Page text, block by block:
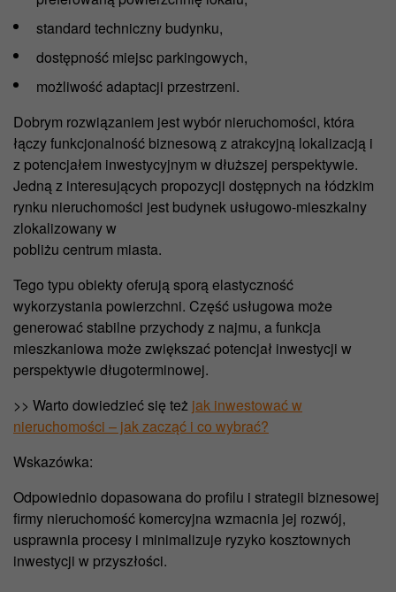
standard techniczny budynku,
dostępność miejsc parkingowych,
możliwość adaptacji przestrzeni.
Dobrym rozwiązaniem jest wybór nieruchomości, która
łączy funkcjonalność biznesową z atrakcyjną lokalizacją i
z potencjałem inwestycyjnym w dłuższej perspektywie.
Jedną z interesujących propozycji dostępnych na łódzkim
rynku nieruchomości jest budynek usługowo-mieszkalny
zlokalizowany w
pobliżu centrum miasta.
Tego typu obiekty oferują sporą elastyczność
wykorzystania powierzchni. Część usługowa może
generować stabilne przychody z najmu, a funkcja
mieszkaniowa może zwiększać potencjał inwestycji w
perspektywie długoterminowej.
>> Warto dowiedzieć się też jak inwestować w
nieruchomości – jak zacząć i co wybrać?
Wskazówka:
Odpowiednio dopasowana do profilu i strategii biznesowej
firmy nieruchomość komercyjna wzmacnia jej rozwój,
usprawnia procesy i minimalizuje ryzyko kosztownych
inwestycji w przyszłości.